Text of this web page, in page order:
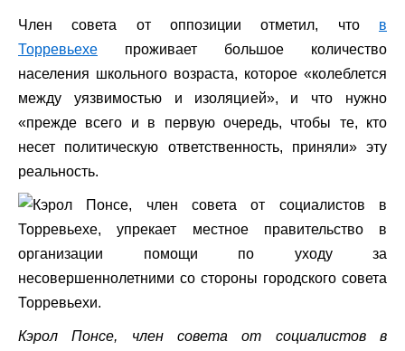
Член совета от оппозиции отметил, что в
Торревьехе проживает большое количество
населения школьного возраста, которое «колеблется
между уязвимостью и изоляцией», и что нужно
«прежде всего и в первую очередь, чтобы те, кто
несет политическую ответственность, приняли» эту
реальность.
Кэрол Понсе, член совета от социалистов в